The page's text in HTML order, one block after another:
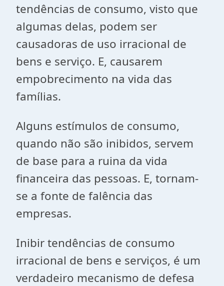
tendências de consumo, visto que
algumas delas, podem ser
causadoras de uso irracional de
bens e serviço. E, causarem
empobrecimento na vida das
famílias.
Alguns estímulos de consumo,
quando não são inibidos, servem
de base para a ruina da vida
financeira das pessoas. E, tornam-
se a fonte de falência das
empresas.
Inibir tendências de consumo
irracional de bens e serviços, é um
verdadeiro mecanismo de defesa